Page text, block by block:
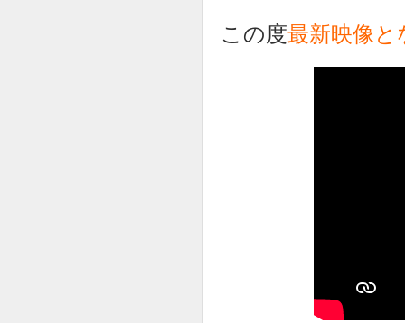
この度最新映像と